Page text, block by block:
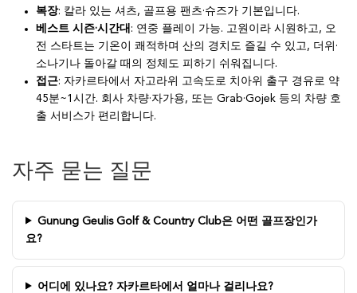
복장: 칼라 있는 셔츠, 골프용 팬츠·슈즈가 기본입니다.
베스트 시즌·시간대 : 연중 플레이 가능. 고원이라 시원하고, 오
전 스타트는 기온이 쾌적하며 산의 경치도 즐길 수 있고, 더위·
소나기나 돌아갈 때의 정체도 피하기 쉬워집니다.
접근: 자카르타에서 자고라위 고속도로 치아위 출구 경유로 약
45분~1시간. 회사 차량·자가용, 또는 Grab·Gojek 등의 차량 호
출 서비스가 편리합니다.
자주 묻는 질문
Gunung Geulis Golf & Country Club은 어떤 골프장인가
요?
어디에 있나요? 자카르타에서 얼마나 걸리나요?